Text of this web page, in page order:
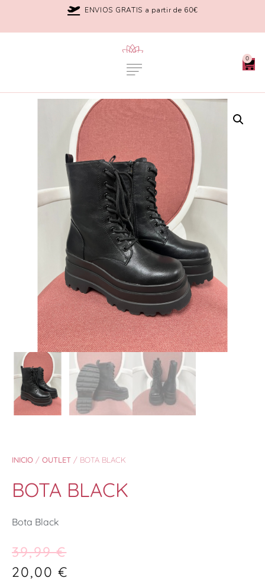
ENVIOS GRATIS a partir de 60€
0
INICIO / OUTLET / BOTA BLACK
BOTA BLACK
Bota Black
39,99€
20,00€